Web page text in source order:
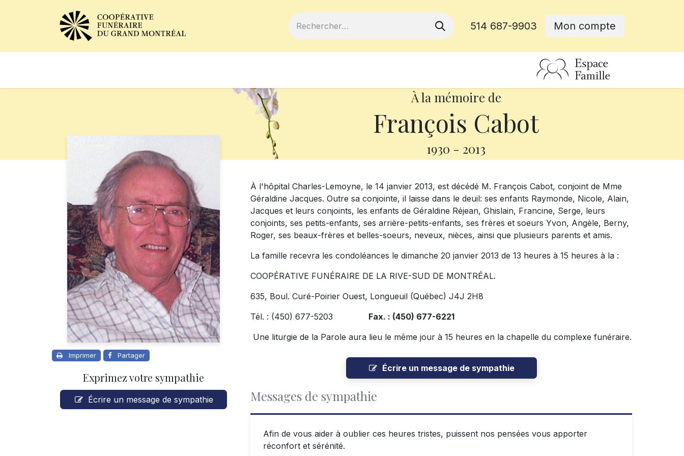
514 687-9903 Mon compte
À la mémoire de
François Cabot
1930 - 2013
Imprimer Partager
Exprimez votre sympathie
Écrire un message de sympathie
À l'hôpital Charles-Lemoyne, le 14 janvier 2013, est décédé M. François Cabot, conjoint de Mme
Géraldine Jacques. Outre sa conjointe, il laisse dans le deuil: ses enfants Raymonde, Nicole, Alain,
Jacques et leurs conjoints, les enfants de Géraldine Réjean, Ghislain, Francine, Serge, leurs
conjoints, ses petits-enfants, ses arrière-petits-enfants, ses frères et soeurs Yvon, Angèle, Berny,
Roger, ses beaux-frères et belles-soeurs, neveux, nièces, ainsi que plusieurs parents et amis.
La famille recevra les condoléances le dimanche 20 janvier 2013 de 13 heures à 15 heures à la :
COOPÉRATIVE FUNÉRAIRE DE LA RIVE-SUD DE MONTRÉAL.
635, Boul. Curé-Poirier Ouest, Longueuil (Québec) J4J 2H8
Tél. : (450) 677-5203 Fax. : (450) 677-6221
Une liturgie de la Parole aura lieu le même jour à 15 heures en la chapelle du complexe funéraire.
Écrire un message de sympathie
Messages de sympathie
Afin de vous aider à oublier ces heures tristes, puissent nos pensées vous apporter
réconfort et sérénité.